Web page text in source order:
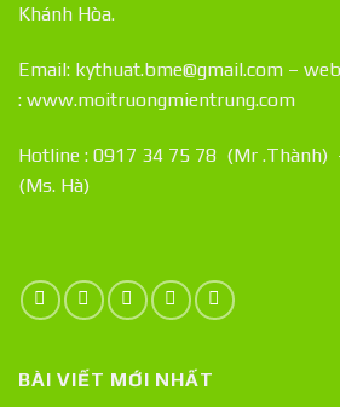
Khánh Hòa.
Email: kythuat.bme@gmail.com –
: www.moitruongmientrung.com
Hotline : 0917 34 75 78 (Mr .Thành)
(Ms. Hà)
BÀI VIẾT MỚI NHẤT